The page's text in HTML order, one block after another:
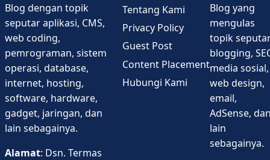
Blog dengan topik
seputar aplikasi, CMS,
web coding,
pemrograman, sistem
operasi, database,
internet, hosting,
software, hardware,
gadget, jaringan, dan
lain sebagainya.
Alamat: Dsn. Termas
Tentang Kami
Privacy Policy
Guest Post
Content Placement
Hubungi Kami
Blog yang
mengulas
topik
blogging,
media sosial,
web design,
email,
AdSense,
lain
sebagainya.